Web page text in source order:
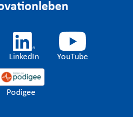
LinkedIn YouTube
Podigee